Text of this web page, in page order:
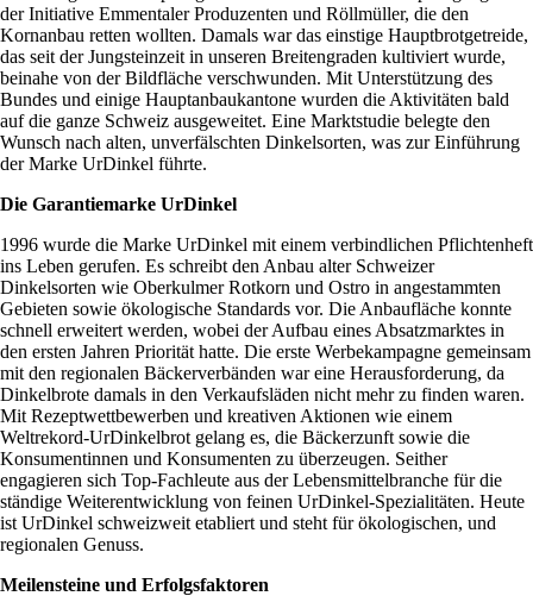
der Initiative Emmentaler Produzenten und Röllmüller, die den
Kornanbau retten wollten. Damals war das einstige Hauptbrotgetreide,
das seit der Jungsteinzeit in unseren Breitengraden kultiviert wurde,
beinahe von der Bildfläche verschwunden. Mit Unterstützung des
Bundes und einige Hauptanbaukantone wurden die Aktivitäten bald
auf die ganze Schweiz ausgeweitet. Eine Marktstudie belegte den
Wunsch nach alten, unverfälschten Dinkelsorten, was zur Einführung
der Marke UrDinkel führte.
Die Garantiemarke UrDinkel
1996 wurde die Marke UrDinkel mit einem verbindlichen Pflichtenheft
ins Leben gerufen. Es schreibt den Anbau alter Schweizer
Dinkelsorten wie Oberkulmer Rotkorn und Ostro in angestammten
Gebieten sowie ökologische Standards vor. Die Anbaufläche konnte
schnell erweitert werden, wobei der Aufbau eines Absatzmarktes in
den ersten Jahren Priorität hatte. Die erste Werbekampagne gemeinsam
mit den regionalen Bäckerverbänden war eine Herausforderung, da
Dinkelbrote damals in den Verkaufsläden nicht mehr zu finden waren.
Mit Rezeptwettbewerben und kreativen Aktionen wie einem
Weltrekord-UrDinkelbrot gelang es, die Bäckerzunft sowie die
Konsumentinnen und Konsumenten zu überzeugen. Seither
engagieren sich Top-Fachleute aus der Lebensmittelbranche für die
ständige Weiterentwicklung von feinen UrDinkel-Spezialitäten. Heute
ist UrDinkel schweizweit etabliert und steht für ökologischen, und
regionalen Genuss.
Meilensteine und Erfolgsfaktoren